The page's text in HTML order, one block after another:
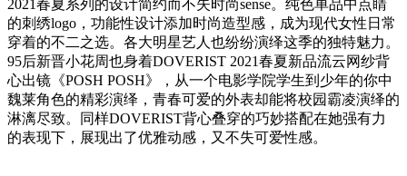
2021春夏系列的设计简约而不失时尚sense。纯色单品中点睛
的刺绣logo，功能性设计添加时尚造型感，成为现代女性日常
穿着的不二之选。各大明星艺人也纷纷演绎这季的独特魅力。
95后新晋小花周也身着DOVERIST 2021春夏新品流云网纱背
心出镜《POSH POSH》，从一个电影学院学生到少年的你中
魏莱角色的精彩演绎，青春可爱的外表却能将校园霸凌演绎的
淋漓尽致。同样DOVERIST背心叠穿的巧妙搭配在她强有力
的表现下，展现出了优雅动感，又不失可爱性感。